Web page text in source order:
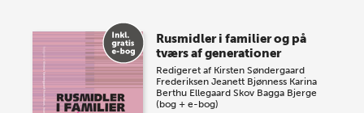
Rusmidler i familier og på
tværs af generationer
Redigeret af Kirsten Søndergaard
Frederiksen Jeanett Bjønness Karina
Berthu Ellegaard Skov Bagga Bjerge
(bog + e-bog)